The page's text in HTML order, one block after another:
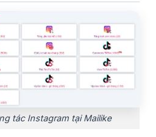
tác Instagram tại Mailike